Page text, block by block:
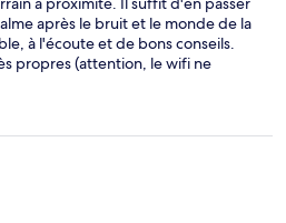
après le bruit et le monde de la
à l'écoute et de bons conseils.
propres (attention, le wifi ne
dans certaines chambres).
séjour et recommandons cet